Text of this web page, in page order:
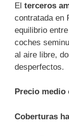
El terceros
contratada en
equilibrio
coches
al aire libre,
desperfectos.
Precio medio
Coberturas